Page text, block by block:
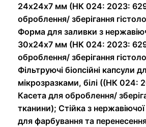
24х24х7 мм (НК 024: 2023:
оброблення/ зберігання
Форма для заливки з
30х24х7 мм (НК 024: 2023:
оброблення/ зберігання
Фільтруючі біопсійні капсули
мікрозразками, білі ((НК 024:
Касета для оброблення/
тканини); Стійка з
для фарбування та